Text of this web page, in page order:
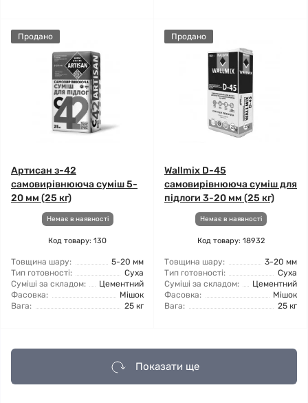
Продано
Артисан з-42
самовирівнююча суміш 5-
20 мм (25 кг)
Немає в наявності
Код товару: 130
Товщина шару:
5-20 мм
Тип готовності:
Суха
Суміші за складом:
Цементний
Фасовка:
Мішок
Вага:
25 кг
Продано
Wallmix D-45
самовирівнююча суміш для
підлоги 3-20 мм (25 кг)
Немає в наявності
Код товару: 18932
Товщина шару:
3-20 мм
Тип готовності:
Суха
Суміші за складом:
Цементний
Фасовка:
Мішок
Вага:
25 кг
Показати ще